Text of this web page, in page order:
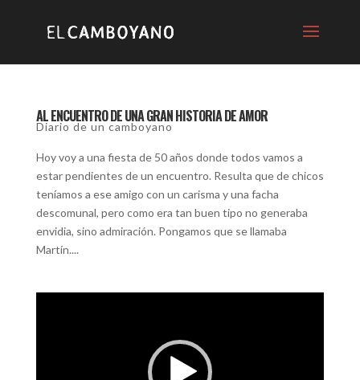
AL ENCUENTRO DE UNA GRAN HISTORIA DE AMOR
Diario de un camboyano
Hoy voy a una fiesta de 50 años donde todos vamos a
estar pendientes de un encuentro. Resulta que de chicos
teníamos a ese amigo con un carisma y una facha
descomunal, pero como era tan buen tipo no generaba
envidia, sino admiración. Pongamos que se llamaba
Martín....